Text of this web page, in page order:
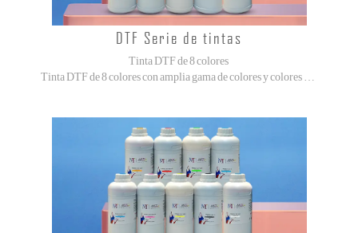
DTF Serie de tintas
Tinta DTF de 8 colores